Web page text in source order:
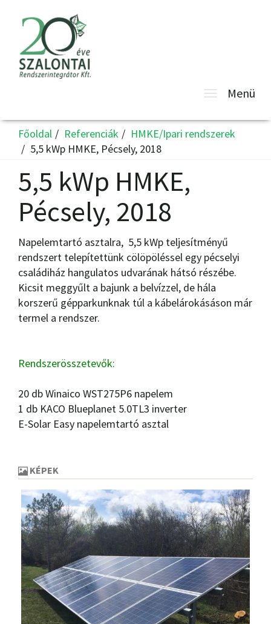
Toggle
Menü
Főoldal Referenciák
HMKE/Ipari rendszerek
5,5 kWp HMKE, Pécsely, 2018
5,5 kWp HMKE,
Pécsely, 2018
Napelemtartó asztalra, 5,5 kWp teljesítményű
rendszert telepítettünk cölöpöléssel egy pécselyi
családiház hangulatos udvarának hátsó részébe.
Kicsit meggyűlt a bajunk a belvízzel, de hála
korszerű gépparkunknak túl a kábelárokásáson már
termel a rendszer.
Rendszerösszetevők:
20 db Winaico WST275P6 napelem
1 db KACO Blueplanet 5.0TL3 inverter
E-Solar Easy napelemtartó asztal
KÉPEK